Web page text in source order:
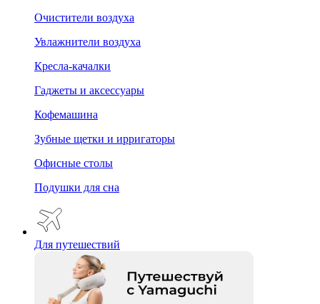
Очистители воздуха
Увлажнители воздуха
Кресла-качалки
Гаджеты и аксессуары
Кофемашина
Зубные щетки и ирригаторы
Офисные столы
Подушки для сна
Для путешествий